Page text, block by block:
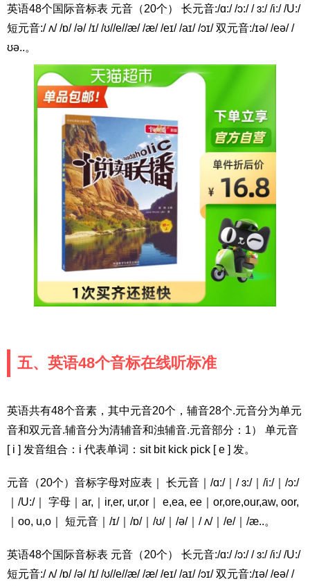
英语48个国际音标表 元音（20个） 长元音:/ɑ:/ /ɔ:/ / ɜ:/ /i:/ /U:/
短元音:/ ʌ/ /ɒ/ /ə/ /ɪ/ /ʊ//e//æ/ /æ/ /eɪ/ /aɪ/ /ɔɪ/ 双元音:/ɪə/ /eə/ /
ʊə..。
五、英语48个音标在线听标准
英语共有48个音素，其中元音20个，辅音28个.元音分为单元
音和双元音.辅音分为清辅音和浊辅音.元音部分：1） 单元音
[ i ] 发音组合：i 代表单词：sit bit kick pick [ e ] 发。
元音（20个）音标字母对应表｜ 长元音｜/ɑ:/｜/ ɜ:/｜/i:/｜/ɔ:/
｜/U:/｜ 字母｜ar,｜ir,er, ur,or｜ e,ea, ee｜or,ore,our,aw, oor,
｜oo, u,o｜ 短元音｜/ɪ/｜/ɒ/｜/ʊ/｜/ə/｜/ ʌ/｜/e/｜/æ..。
英语48个国际音标表 元音（20个） 长元音:/ɑ:/ /ɔ:/ / ɜ:/ /i:/ /U:/
短元音:/ ʌ/ /ɒ/ /ə/ /ɪ/ /ʊ//e//æ/ /æ/ /eɪ/ /aɪ/ /ɔɪ/ 双元音:/ɪə/ /eə/ /